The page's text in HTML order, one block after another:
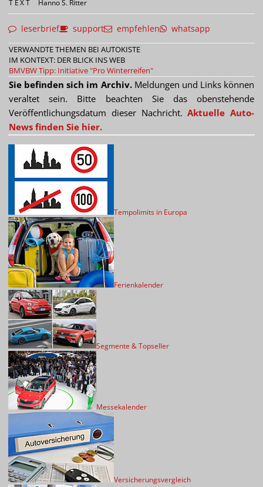
TEXT Hanno S. Ritter
leserbrief support empfehlen whatsapp
VERWANDTE THEMEN BEI AUTOKISTE
IM KONTEXT: DER BLICK INS WEB
BMVBWTipp: Initiative "Pro Winterreifen"
Sie befinden sich im Archiv.Meldungen und Links können
veraltet sein. Bitte beachten Sie das obenstehende
Veröffentlichungsdatum dieser Nachricht.Aktuelle Auto-
News finden Sie hier.
Tempolimits in Europa
Ferienkalender
Segmente & Topseller
Messekalender
Versicherungsvergleich